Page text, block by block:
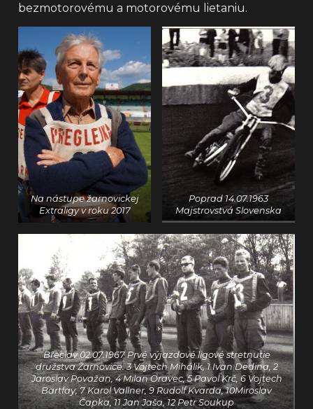
bezmotorovému a motorovému lietaniu.
Na nástupe žarnovickej
Extraligy v roku 2017
Poprad 14.07.1963
Majstrovstvá Slovenska
Břeclav 02.07.1967 Prvé výjazdové ligové stretnutie
družstva Žarnovice. 3 Vojtech Mihálik, 1 Ivan Dedina, 2
Jaroslav Považan, 4 Milan Oravec, 5 Pavol Krč, 6 Vojtech
Bartfay, 7 Karol Vallner, 9 Rudolf Kvarda, 10Miroslav
Čapka, 11 Jan Jaša, 12 Petr Soukup